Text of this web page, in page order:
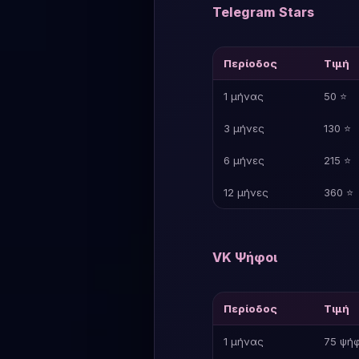
Telegram Stars
Περίοδος Τιμή
1 μήνας 50 ⭐
3 μήνες 130 ⭐
6 μήνες 215 ⭐
12 μήνες 360 ⭐
VK Ψήφοι
Περίοδος Τιμή
1 μήνας 75